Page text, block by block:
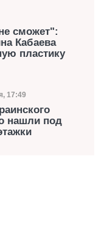
сможет":
Кабаева
пластику
публикации
17:49
нашли под